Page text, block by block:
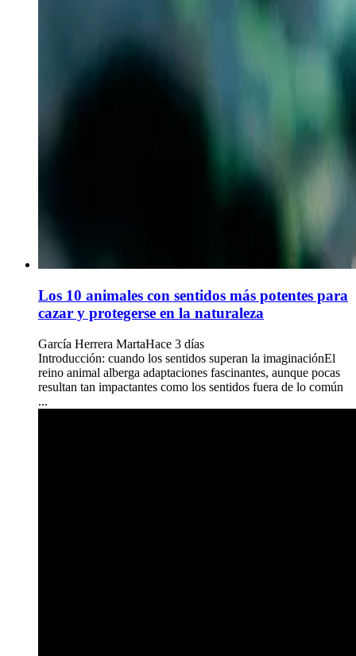
Los 10 animales con sentidos más potentes para
cazar y protegerse en la naturaleza
García Herrera MartaHace 3 días
Introducción: cuando los sentidos superan la imaginaciónEl
reino animal alberga adaptaciones fascinantes, aunque pocas
resultan tan impactantes como los sentidos fuera de lo común
...